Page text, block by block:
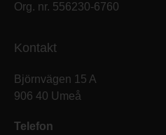
Org. nr. 556230-6760
Kontakt
Björnvägen 15 A
906 40 Umeå
Telefon